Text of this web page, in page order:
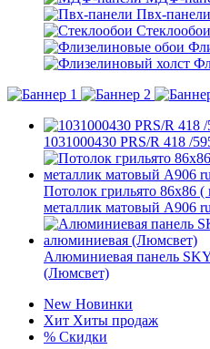
Пвх-панели
Стеклообои
1031000430 PRS/R 418 /
Потолок грильято 86х86
металлик матовый А906
Алюминиевая панель
(Люмсвет)
New Новинки
Хит Хиты продаж
% Скидки